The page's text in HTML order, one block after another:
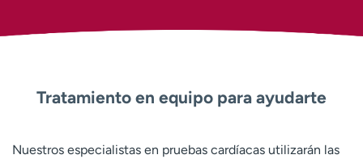
Tratamiento en equipo para ayudarte
Nuestros especialistas en pruebas cardíacas utilizarán las